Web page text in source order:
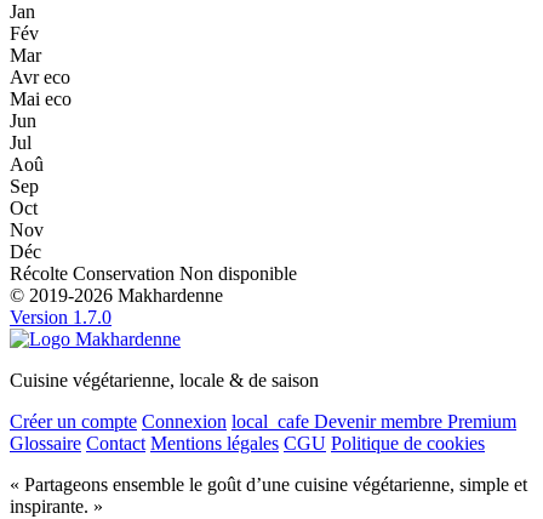
Jan
Fév
Mar
Avr eco
Mai eco
Jun
Jul
Aoû
Sep
Oct
Nov
Déc
Récolte Conservation Non disponible
© 2019-2026 Makhardenne
Version 1.7.0
Cuisine végétarienne, locale & de saison
Créer un compte Connexion local_cafe Devenir membre Premium
Glossaire Contact Mentions légales CGU Politique de cookies
« Partageons ensemble le goût d’une cuisine végétarienne, simple et
inspirante. »